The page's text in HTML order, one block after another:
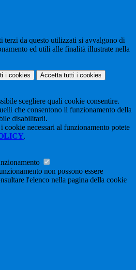
terzi da questo utilizzati si avvalgono di
ed utili alle finalità illustrate nella
i cookies Accetta tutti i cookies
scegliere quali cookie consentire.
che consentono il funzionamento della
disabilitarli.
cookie necessari al funzionamento potete
.
non possono essere
l'elenco nella pagina della cookie